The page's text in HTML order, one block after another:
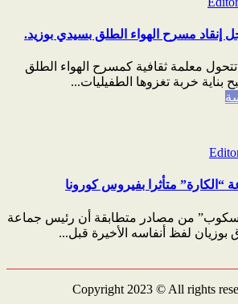
مسرح الهواء الطلق بسيدي بوزيد.
معلمة ثقافية كمسرح الهواء الطلق
بناية خربة تغزوها الطفيليات...
“الكارة” متأثرا بفيروس كورونا
سكوب” من مصادر متطابقة أن رئيس جماعة
بوزيان لفظ أنفاسه الأخيرة قبل...
Copyright 2023 © All rights